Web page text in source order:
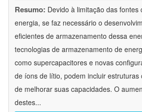
Resumo: Devido à limitação das fontes
energia, se faz necessário o
eficientes de armazenamento dessa
tecnologias de armazenamento de
como supercapacitores e novas
de íons de lítio, podem incluir estruturas
de melhorar suas capacidades. O
destes...